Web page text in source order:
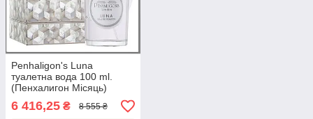
Penhaligon's Luna
туалетна вода 100 ml.
(Пенхалигон Місяць)
6 416,25 ₴ 8 555 ₴